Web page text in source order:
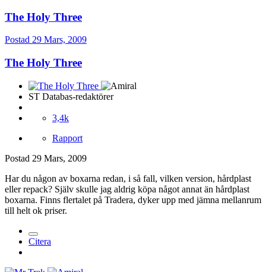
The Holy Three
Postad 29 Mars, 2009
The Holy Three
ST Databas-redaktörer
3,4k
Rapport
Postad 29 Mars, 2009
Har du någon av boxarna redan, i så fall, vilken version, hårdplast
eller repack? Själv skulle jag aldrig köpa något annat än hårdplast
boxarna. Finns flertalet på Tradera, dyker upp med jämna mellanrum
till helt ok priser.
Citera